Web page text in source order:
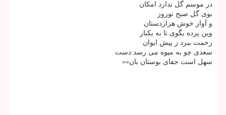
در موسم گل ندارد امکان
بوی گل صبح نوروز
و آواز خوش هزاردستان
وین پرده بگوی تا به یکبار
زحمت ببرد ز پیش ایوان
سعدی چو به میوه می رسد دست
سهل است جفای بوستان بان»»